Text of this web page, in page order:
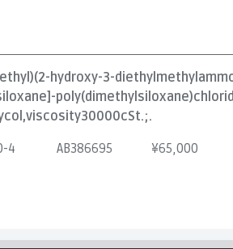
hydroxy-3-
4
AB386695 ¥65,000